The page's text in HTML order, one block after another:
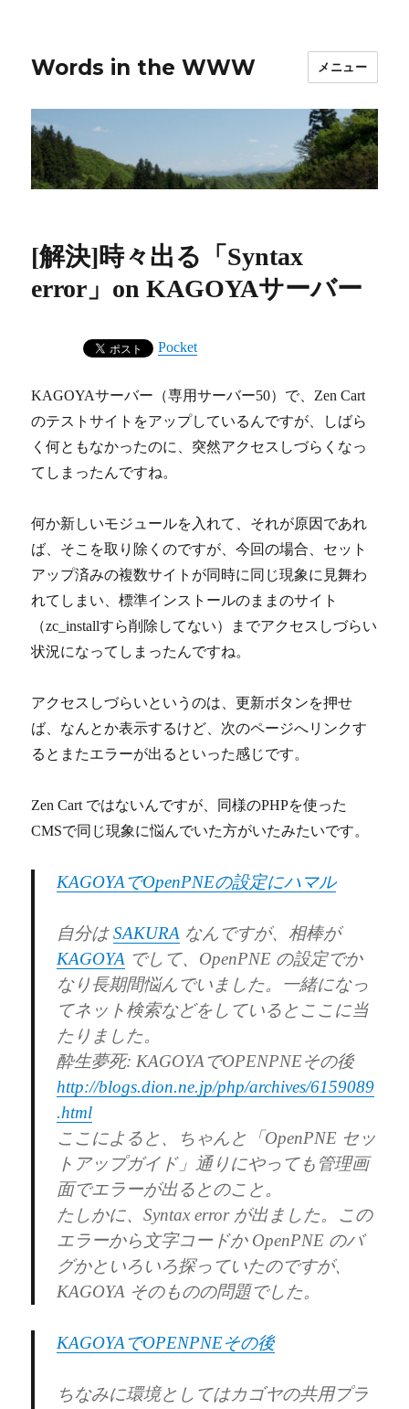
Words in the WWW メニュー
[解決]時々出る「Syntax
error」on KAGOYAサーバー
Pocket
KAGOYAサーバー（専用サーバー50）で、Zen Cart
のテストサイトをアップしているんですが、しばら
く何ともなかったのに、突然アクセスしづらくなっ
てしまったんですね。
何か新しいモジュールを入れて、それが原因であれ
ば、そこを取り除くのですが、今回の場合、セット
アップ済みの複数サイトが同時に同じ現象に見舞わ
れてしまい、標準インストールのままのサイト
（zc_installすら削除してない）までアクセスしづらい
状況になってしまったんですね。
アクセスしづらいというのは、更新ボタンを押せ
ば、なんとか表示するけど、次のページへリンクす
るとまたエラーが出るといった感じです。
Zen Cart ではないんですが、同様のPHPを使った
CMSで同じ現象に悩んでいた方がいたみたいです。
KAGOYAでOpenPNEの設定にハマル
自分はSAKURA なんですが、相棒が
KAGOYA でして、OpenPNE の設定でか
なり長期間悩んでいました。一緒になっ
てネット検索などをしているとここに当
たりました。
酔生夢死: KAGOYAでOPENPNEその後
http://blogs.dion.ne.jp/php/archives/6159089
.html
ここによると、ちゃんと「OpenPNE セッ
トアップガイド」通りにやっても管理画
面でエラーが出るとのこと。
たしかに、Syntax error が出ました。この
エラーから文字コードか OpenPNE のバ
グかといろいろ探っていたのですが、
KAGOYA そのものの問題でした。
KAGOYAでOPENPNEその後
ちなみに環境としてはカゴヤの共用プラ